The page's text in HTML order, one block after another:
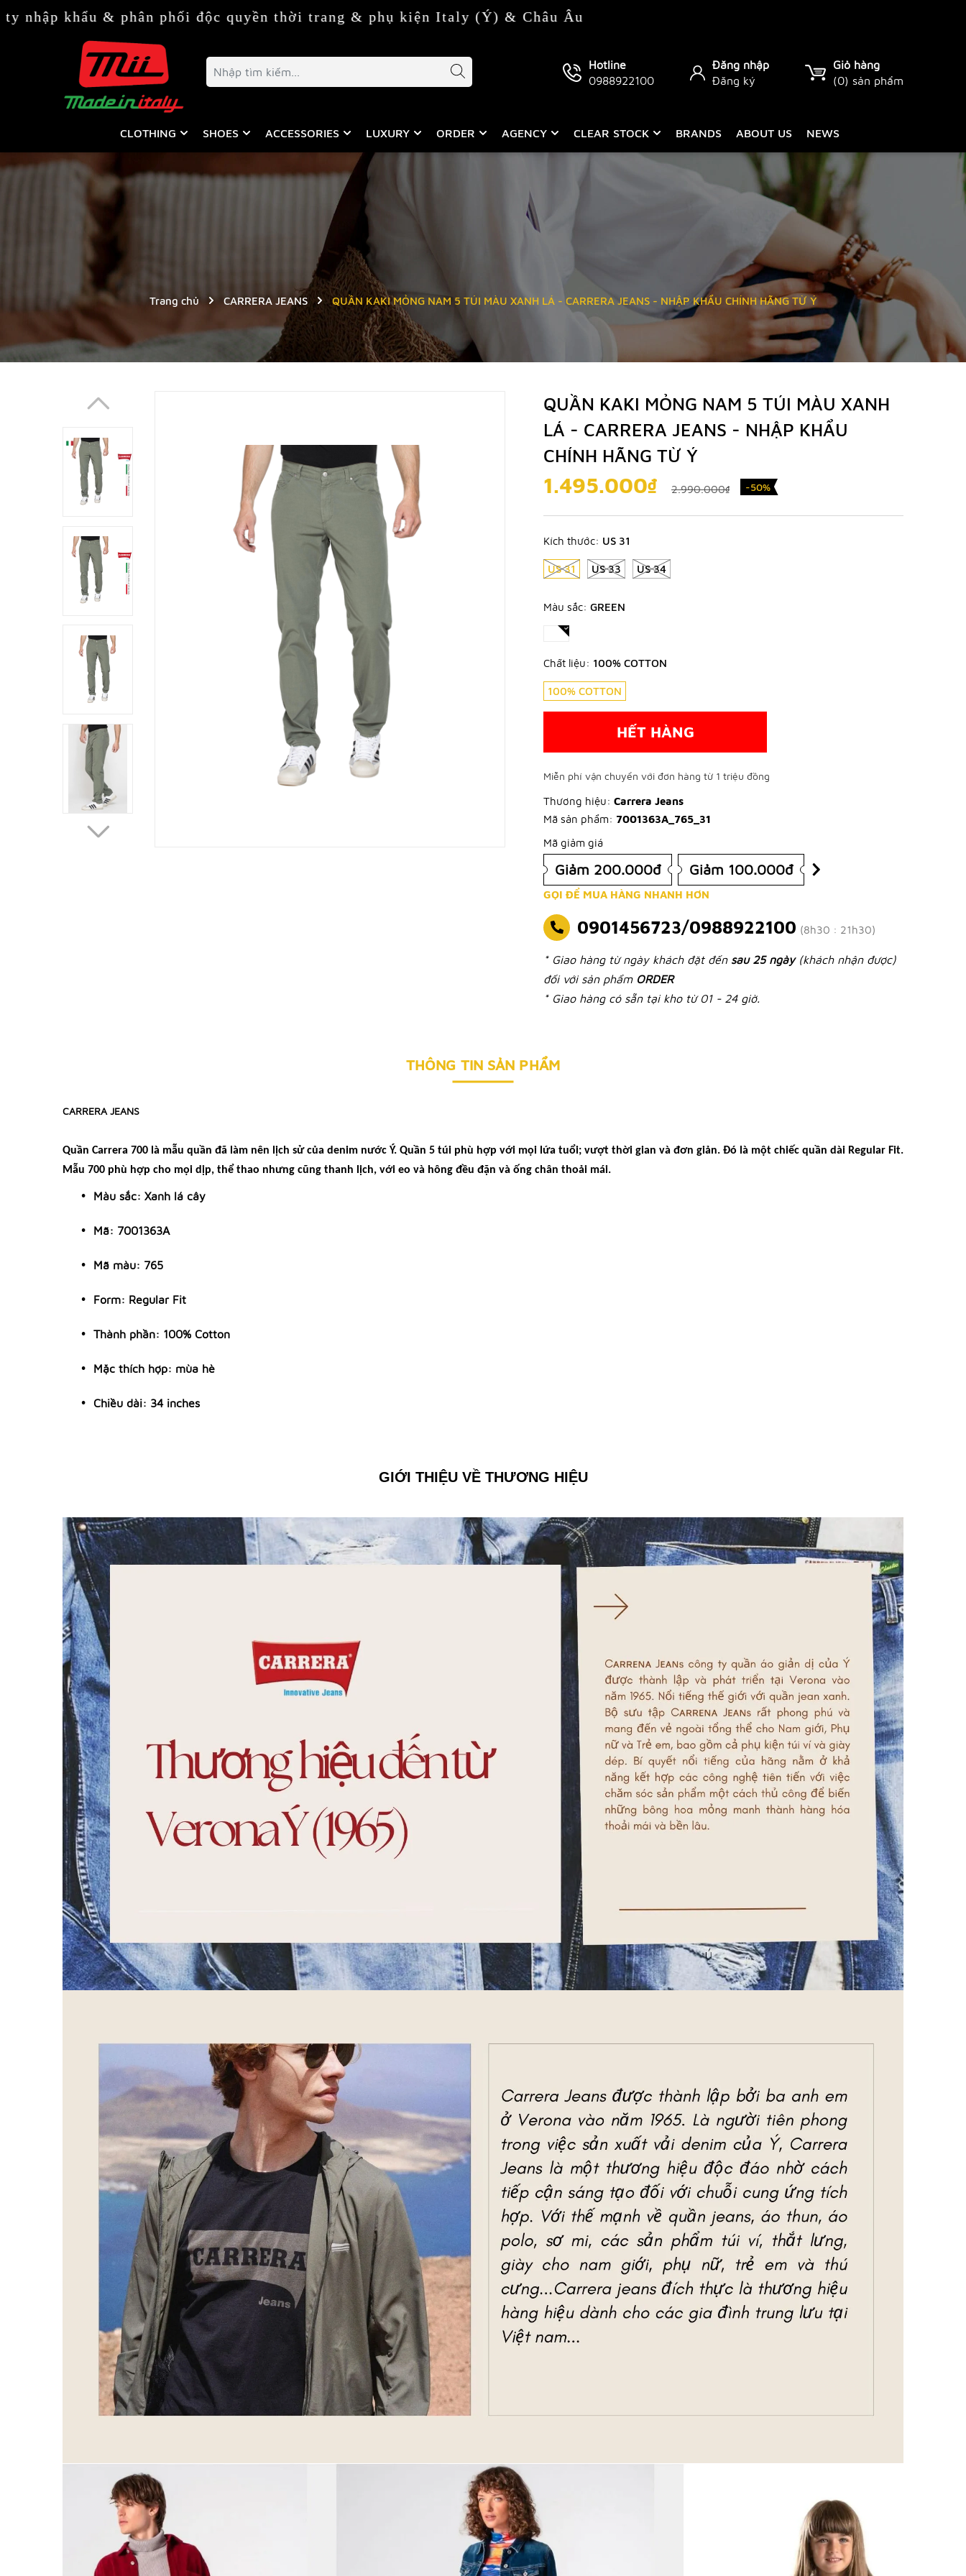
& phân phối độc quyền thời trang & phụ kiện Italy (Ý) & Châu Âu
Hotline
0988922100
Đăng nhập
Đăng ký
Giỏ hàng
(0) sản phẩm
CLOTHING SHOES ACCESSORIES LUXURY ORDER AGENCY CLEAR STOCK BRANDS ABOUT US NEWS
Trang chủ CARRERA JEANS QUẦN KAKI MỎNG NAM 5 TÚI MÀU XANH LÁ - CARRERA JEANS - NHẬP KHẨU CHÍNH HÃNG TỪ Ý
QUẦN KAKI MỎNG NAM 5 TÚI MÀU XANH
LÁ - CARRERA JEANS - NHẬP KHẨU
CHÍNH HÃNG TỪ Ý
1.495.000₫ 2.990.000₫ -50%
Kích thước: US 31
US 31 US 33 US 34
Màu sắc: GREEN
Chất liệu: 100% COTTON
100% COTTON
HẾT HÀNG
Miễn phí vận chuyển với đơn hàng từ 1 triệu đồng
Thương hiệu: Carrera Jeans
Mã sản phẩm: 7001363A_765_31
Mã giảm giá
Giảm 200.000đ Giảm 100.000đ
GỌI ĐỂ MUA HÀNG NHANH HƠN
0901456723/0988922100 (8h30 : 21h30)
* Giao hàng từ ngày khách đặt đến sau 25 ngày (khách nhận được)
đối với sản phẩm ORDER
* Giao hàng có sẵn tại kho từ 01 - 24 giờ.
THÔNG TIN SẢN PHẨM
CARRERA JEANS
Quần Carrera 700 là mẫu quần đã làm nên lịch sử của denim nước Ý. Quần 5 túi phù hợp với mọi lứa tuổi; vượt thời gian và đơn giản. Đó là một chiếc quần dài Regular Fit.
Mẫu 700 phù hợp cho mọi dịp, thể thao nhưng cũng thanh lịch, với eo và hông đều đặn và ống chân thoải mái.
Màu sắc: Xanh lá cây
Mã: 7001363A
Mã màu: 765
Form: Regular Fit
Thành phần: 100% Cotton
Mặc thích hợp: mùa hè
Chiều dài: 34 inches
GIỚI THIỆU VỀ THƯƠNG HIỆU